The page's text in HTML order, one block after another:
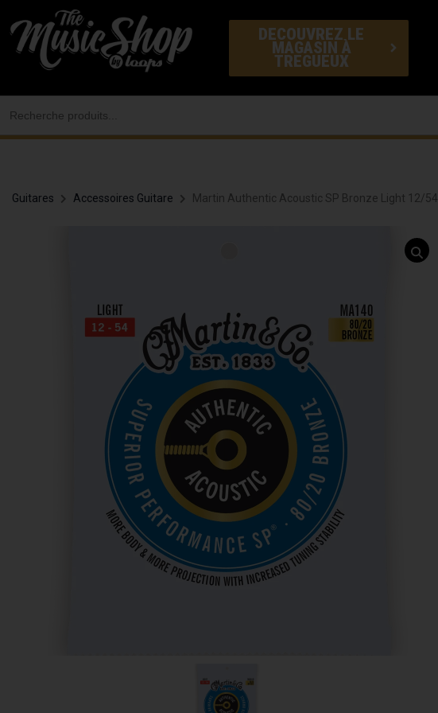
au
contenu
DECOUVREZ LE
MAGASIN À
TREGUEUX
Guitares Accessoires Guitare Martin Authentic Acoustic SP Bronze Light 12/54